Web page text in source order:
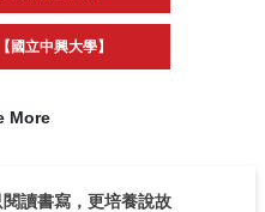
國立中興大學】
More
閱讀書寫，更培養說故